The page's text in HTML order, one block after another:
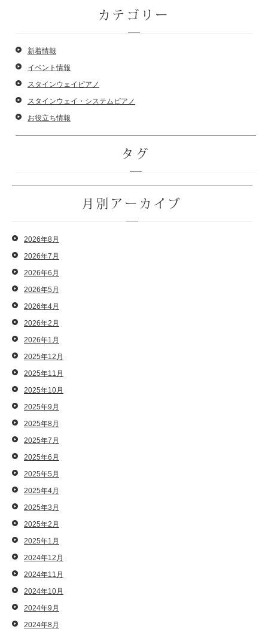
カテゴリー
新着情報
イベント情報
スタインウェイピアノ
スタインウェイ・システムピアノ
お役立ち情報
タグ
月別アーカイブ
2026年8月
2026年7月
2026年6月
2026年5月
2026年4月
2026年2月
2026年1月
2025年12月
2025年11月
2025年10月
2025年9月
2025年8月
2025年7月
2025年6月
2025年5月
2025年4月
2025年3月
2025年2月
2025年1月
2024年12月
2024年11月
2024年10月
2024年9月
2024年8月